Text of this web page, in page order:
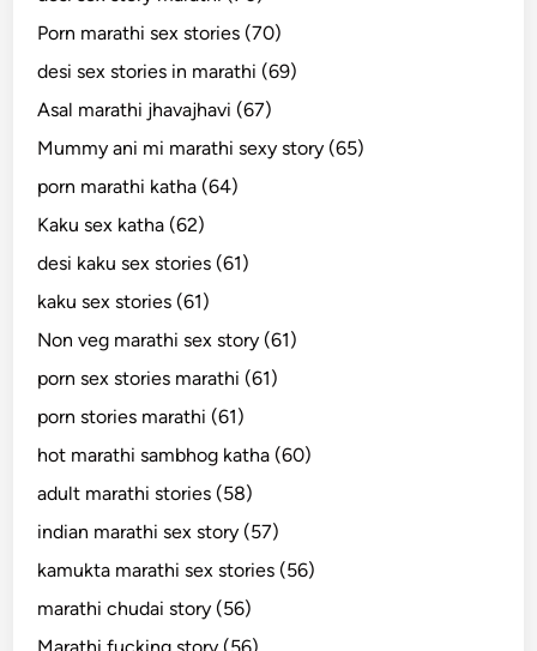
Porn marathi sex stories (70)
desi sex stories in marathi (69)
Asal marathi jhavajhavi (67)
Mummy ani mi marathi sexy story (65)
porn marathi katha (64)
Kaku sex katha (62)
desi kaku sex stories (61)
kaku sex stories (61)
Non veg marathi sex story (61)
porn sex stories marathi (61)
porn stories marathi (61)
hot marathi sambhog katha (60)
adult marathi stories (58)
indian marathi sex story (57)
kamukta marathi sex stories (56)
marathi chudai story (56)
Marathi fucking story (56)